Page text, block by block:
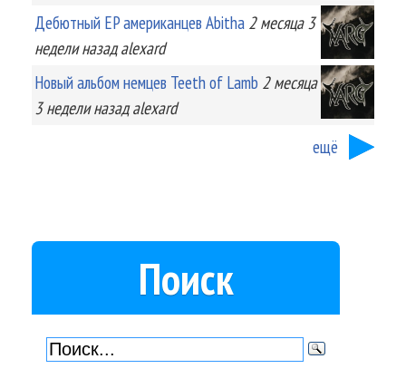
Дебютный EP американцев Abitha 2 месяца 3
неделиназад alexard
Новый альбом немцев Teeth of Lamb 2 месяца
3 неделиназад alexard
ещё
Поиск